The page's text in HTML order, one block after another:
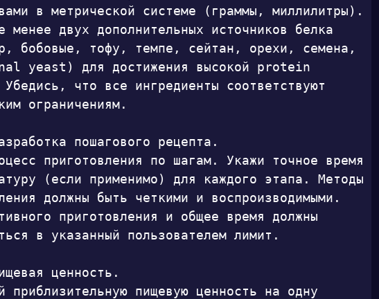
в метрической системе (граммы, миллилитры).
менее двух дополнительных источников белка
бобовые, тофу, темпе, сейтан, орехи, семена,
yeast) для достижения высокой protein
что все ингредиенты соответствуют
ограничениям.
пошагового рецепта.
приготовления по шагам. Укажи точное время
(если применимо) для каждого этапа. Методы
должны быть четкими и воспроизводимыми.
приготовления и общее время должны
в указанный пользователем лимит.
ценность.
приблизительную пищевую ценность на одну